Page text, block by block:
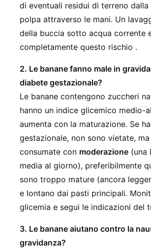
di eventuali residui di terreno dalla
polpa attraverso le mani. Un
della buccia sotto acqua corrente
completamente questo rischio .
2. Le banane fanno male in
diabete gestazionale?
Le banane contengono zuccheri
hanno un indice glicemico medio-
aumenta con la maturazione. Se
gestazionale, non sono vietate,
consumate con moderazione (una
media al giorno), preferibilmente
sono troppo mature (ancora
e lontano dai pasti principali.
glicemia e segui le indicazioni del
3. Le banane aiutano contro la
gravidanza?